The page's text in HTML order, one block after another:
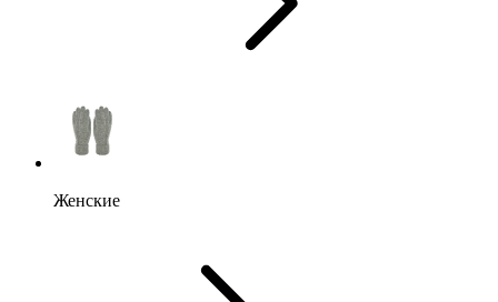
Женские